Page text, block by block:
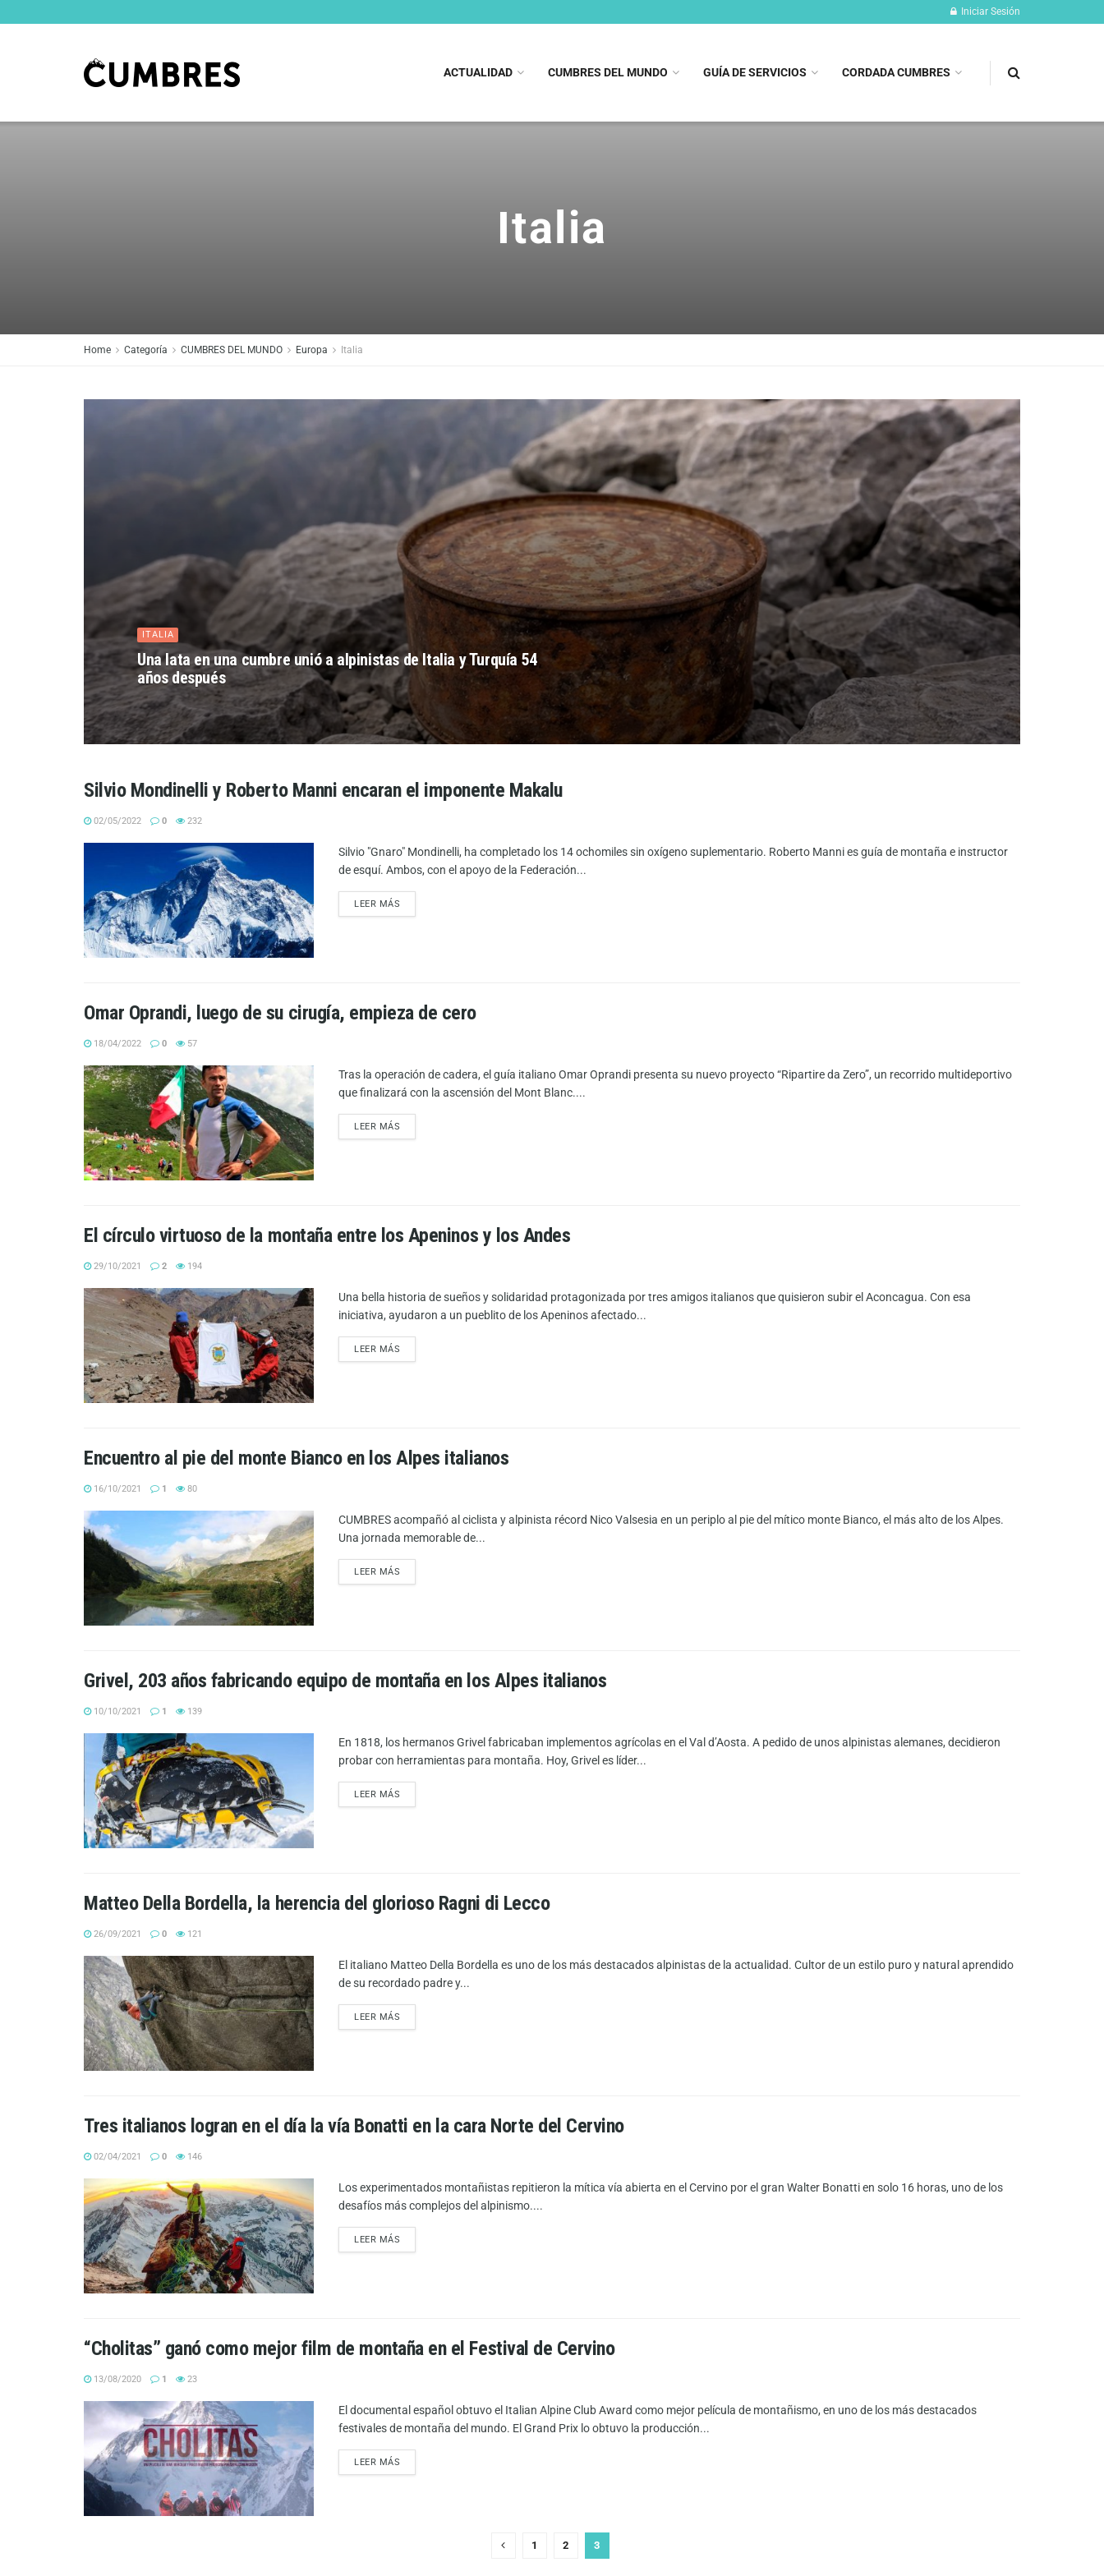
Iniciar Sesión
ACTUALIDAD CUMBRES DEL MUNDO GUÍA DE SERVICIOS CORDADA CUMBRES
Italia
Home Categoría CUMBRES DEL MUNDO Europa Italia
ITALIA
Una lata en una cumbre unió a alpinistas de Italia y Turquía 54
años después
Silvio Mondinelli y Roberto Manni encaran el imponente Makalu
02/05/2022 0 232
Silvio "Gnaro" Mondinelli, ha completado los 14 ochomiles sin oxígeno suplementario. Roberto Manni es guía de montaña e instructor
de esquí. Ambos, con el apoyo de la Federación...
LEER MÁS
Omar Oprandi, luego de su cirugía, empieza de cero
18/04/2022 0 57
Tras la operación de cadera, el guía italiano Omar Oprandi presenta su nuevo proyecto “Ripartire da Zero”, un recorrido multideportivo
que finalizará con la ascensión del Mont Blanc....
LEER MÁS
El círculo virtuoso de la montaña entre los Apeninos y los Andes
29/10/2021 2 194
Una bella historia de sueños y solidaridad protagonizada por tres amigos italianos que quisieron subir el Aconcagua. Con esa
iniciativa, ayudaron a un pueblito de los Apeninos afectado...
LEER MÁS
Encuentro al pie del monte Bianco en los Alpes italianos
16/10/2021 1 80
CUMBRES acompañó al ciclista y alpinista récord Nico Valsesia en un periplo al pie del mítico monte Bianco, el más alto de los Alpes.
Una jornada memorable de...
LEER MÁS
Grivel, 203 años fabricando equipo de montaña en los Alpes italianos
10/10/2021 1 139
En 1818, los hermanos Grivel fabricaban implementos agrícolas en el Val d’Aosta. A pedido de unos alpinistas alemanes, decidieron
probar con herramientas para montaña. Hoy, Grivel es líder...
LEER MÁS
Matteo Della Bordella, la herencia del glorioso Ragni di Lecco
26/09/2021 0 121
El italiano Matteo Della Bordella es uno de los más destacados alpinistas de la actualidad. Cultor de un estilo puro y natural aprendido
de su recordado padre y...
LEER MÁS
Tres italianos logran en el día la vía Bonatti en la cara Norte del Cervino
02/04/2021 0 146
Los experimentados montañistas repitieron la mítica vía abierta en el Cervino por el gran Walter Bonatti en solo 16 horas, uno de los
desafíos más complejos del alpinismo....
LEER MÁS
“Cholitas” ganó como mejor film de montaña en el Festival de Cervino
13/08/2020 1 23
El documental español obtuvo el Italian Alpine Club Award como mejor película de montañismo, en uno de los más destacados
festivales de montaña del mundo. El Grand Prix lo obtuvo la producción...
LEER MÁS
1 2 3